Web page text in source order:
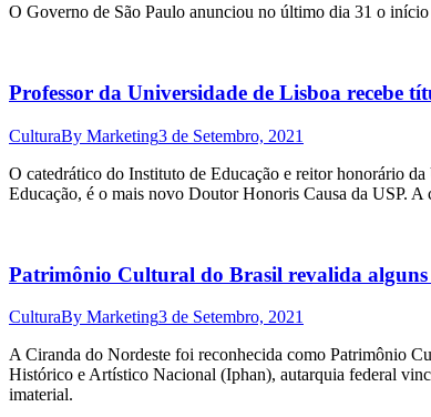
O Governo de São Paulo anunciou no último dia 31 o
Professor da Universidade de Lisboa recebe
CulturaBy Marketing3 de Setembro, 2021
O catedrático do Instituto de Educação e reitor honorário
Educação, é o mais novo Doutor Honoris Causa da USP.
Patrimônio Cultural do Brasil revalida alguns
CulturaBy Marketing3 de Setembro, 2021
A Ciranda do Nordeste foi reconhecida como Patrimônio
Histórico e Artístico Nacional (Iphan), autarquia federal
imaterial.